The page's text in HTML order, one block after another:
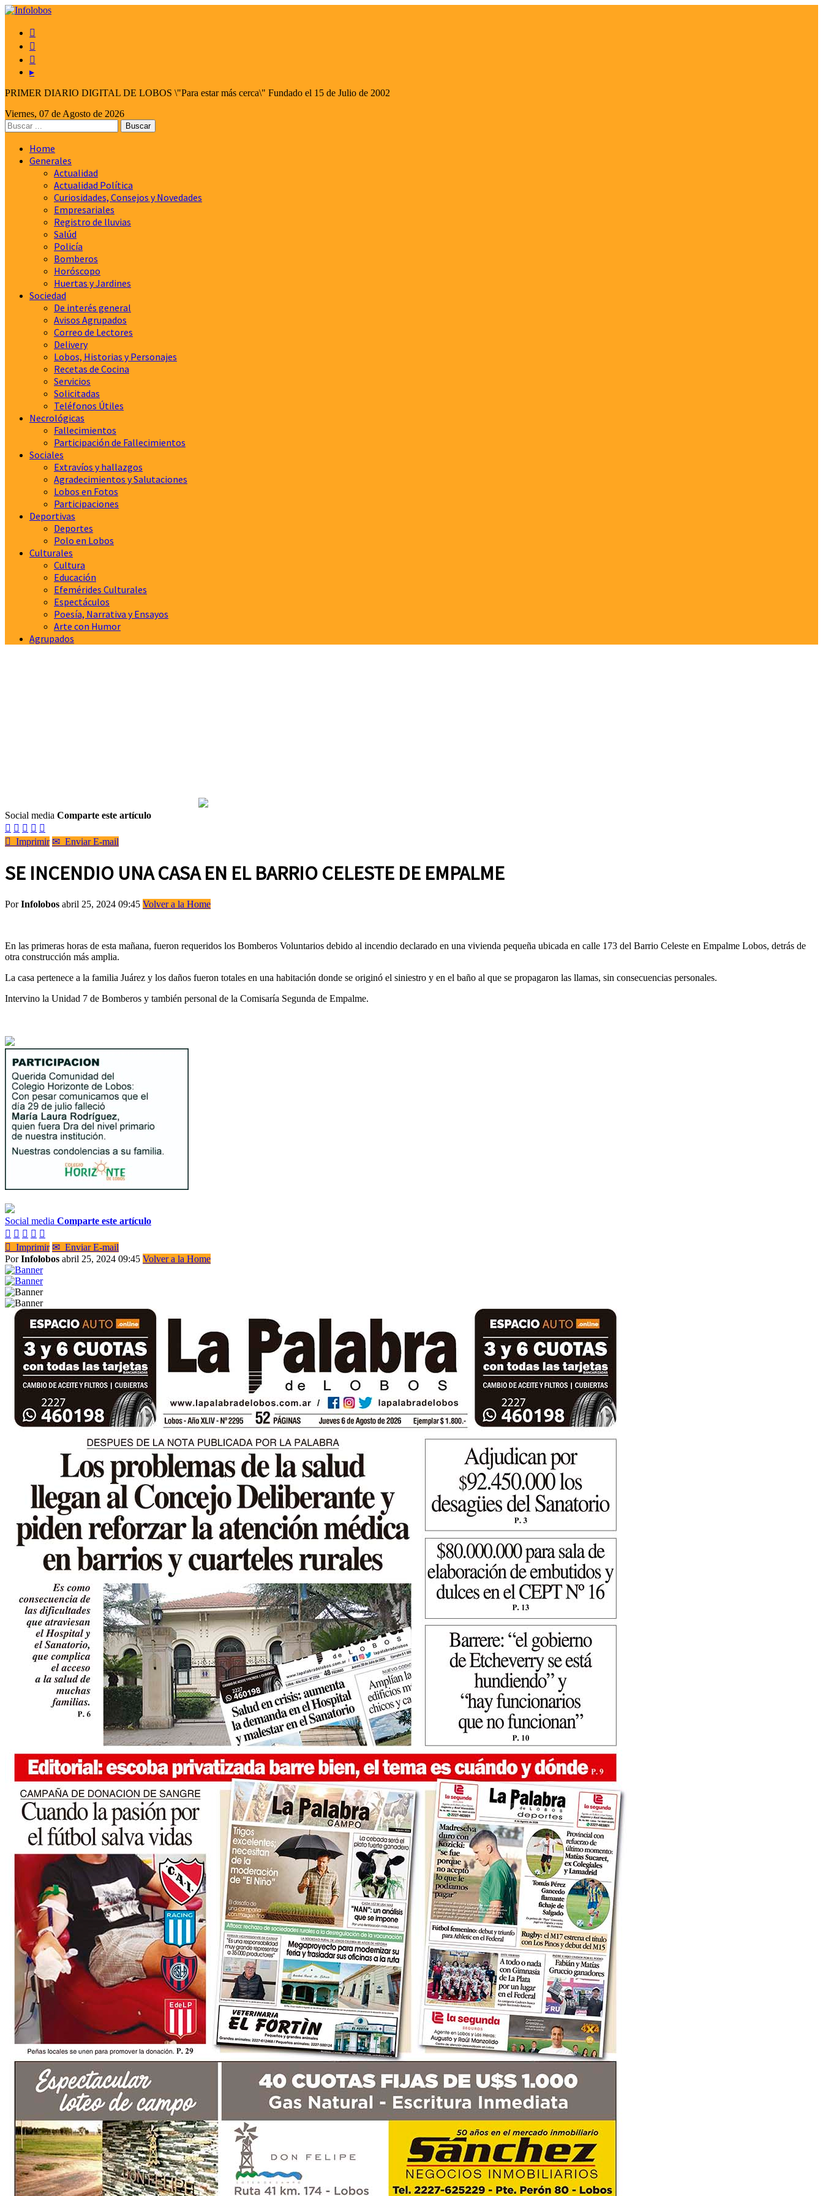



▸
PRIMER DIARIO DIGITAL DE LOBOS \"Para estar más cerca\" Fundado el 15 de Julio de 2002
Viernes, 07 de Agosto de 2026
Home
Generales
Actualidad
Actualidad Política
Curiosidades, Consejos y Novedades
Empresariales
Registro de lluvias
Salúd
Policía
Bomberos
Horóscopo
Huertas y Jardines
Sociedad
De interés general
Avisos Agrupados
Correo de Lectores
Delivery
Lobos, Historias y Personajes
Recetas de Cocina
Servicios
Solicitadas
Teléfonos Útiles
Necrológicas
Fallecimientos
Participación de Fallecimientos
Sociales
Extravíos y hallazgos
Agradecimientos y Salutaciones
Lobos en Fotos
Participaciones
Deportivas
Deportes
Polo en Lobos
Culturales
Cultura
Educación
Efemérides Culturales
Espectáculos
Poesía, Narrativa y Ensayos
Arte con Humor
Agrupados
Social media Comparte este artículo
    
 Imprimir ✉ Enviar E-mail
SE INCENDIO UNA CASA EN EL BARRIO CELESTE DE EMPALME
PorInfolobos abril 25, 2024 09:45 Volver a la Home
En las primeras horas de esta mañana, fueron requeridos los Bomberos Voluntarios debido al incendio declarado en una vivienda pequeña ubicada en calle 173 del Barrio Celeste en Empalme Lobos, detrás de
otra construcción más amplia.
La casa pertenece a la familia Juárez y los daños fueron totales en una habitación donde se originó el siniestro y en el baño al que se propagaron las llamas, sin consecuencias personales.
Intervino la Unidad 7 de Bomberos y también personal de la Comisaría Segunda de Empalme.
Social media Comparte este artículo
    
 Imprimir ✉ Enviar E-mail
PorInfolobos abril 25, 2024 09:45 Volver a la Home